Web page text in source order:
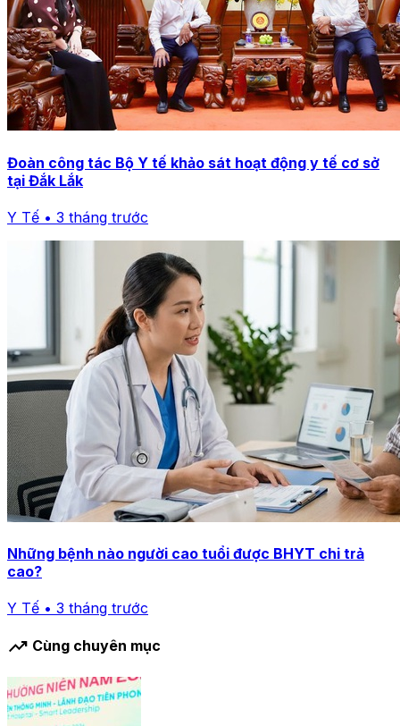
Đoàn công tác Bộ Y tế khảo sát hoạt động y tế cơ sở
tại Đắk Lắk
Y Tế • 3 tháng trước
Những bệnh nào người cao tuổi được BHYT chi trả
cao?
Y Tế • 3 tháng trước
trending_up Cùng chuyên mục